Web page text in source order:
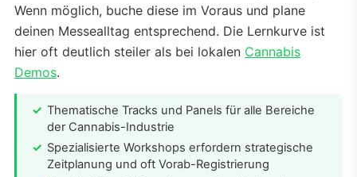
Wenn möglich, buche diese im Voraus und plane
deinen Messealltag entsprechend. Die Lernkurve ist
hier oft deutlich steiler als bei lokalen Cannabis
Demos.
Thematische Tracks und Panels für alle Bereiche
der Cannabis-Industrie
Spezialisierte Workshops erfordern strategische
Zeitplanung und oft Vorab-Registrierung